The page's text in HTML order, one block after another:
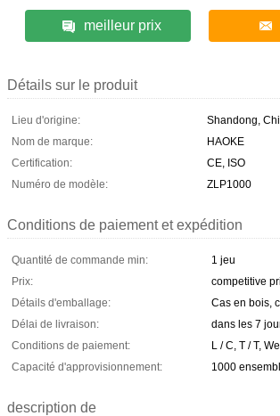
meilleur prix
Détails sur le produit
Lieu d'origine:
Shandong,
Nom de marque:
HAOKE
Certification:
CE, ISO
Numéro de modèle:
ZLP1000
Conditions de paiement et expédition
Quantité de commande min:
1 jeu
Prix:
competitive
Détails d'emballage:
Cas en bois,
Délai de livraison:
dans les 7
Conditions de paiement:
L / C, T / T,
Capacité d'approvisionnement:
1000
description de